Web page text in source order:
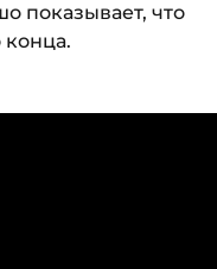
показывает, что
конца.